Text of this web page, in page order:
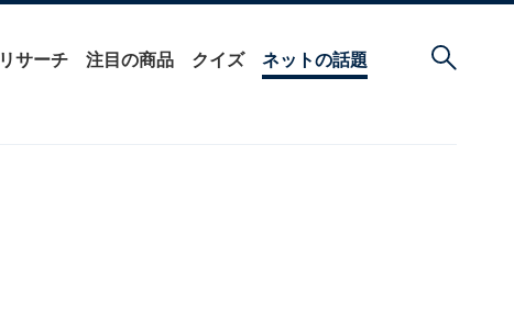
リサーチ 注目の商品 クイズ ネットの話題